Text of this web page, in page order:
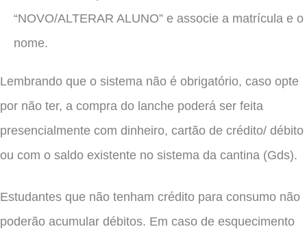
“NOVO/ALTERAR ALUNO” e associe a matrícula e o
nome.
Lembrando que o sistema não é obrigatório, caso opte
por não ter, a compra do lanche poderá ser feita
presencialmente com dinheiro, cartão de crédito/ débito
ou com o saldo existente no sistema da cantina (Gds).
Estudantes que não tenham crédito para consumo não
poderão acumular débitos. Em caso de esquecimento